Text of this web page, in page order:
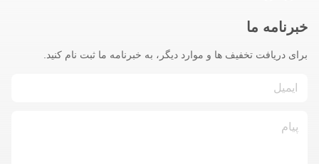
خبرنامه ما
برای دریافت تخفیف ها و موارد دیگر، به خبرنامه ما ثبت نام کنید.